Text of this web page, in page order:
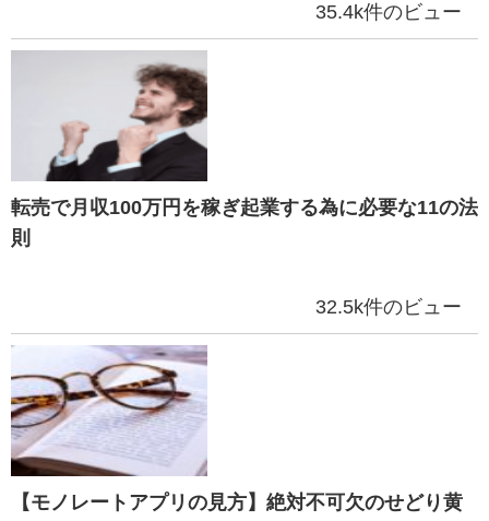
35.4k件のビュー
転売で月収100万円を稼ぎ起業する為に必要な11の法
則
32.5k件のビュー
【モノレートアプリの見方】絶対不可欠のせどり黄